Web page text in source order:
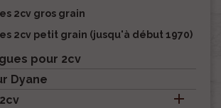
2cv gros grain
2cv petit grain (jusqu'à début 1970)
pour 2cv
Dyane
